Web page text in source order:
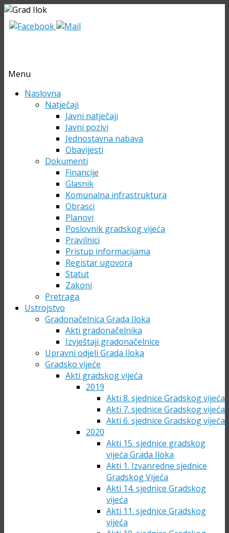
Menu
Skip Naslovna
Natječaji
Javni natječaji
Javni pozivi
Jednostavna nabava
Obavijesti
Dokumenti
Financije
Glasnik
Komunalna infrastruktura
Obrasci
Planovi
Poslovnik gradskog vijeća
Pravilnici
Pristup informacijama
Registar ugovora
Statut
Zakoni
Pretraga
Ustrojstvo
Gradonačelnica Grada Iloka
Akti gradonačelnika
Izvještaji gradonačelnice
Upravni odjeli Grada Iloka
Gradsko vijeće
Akti gradskog vijeća
2019
Akti 8. sjednice Gradskog vijeća
Akti 7. sjednice Gradskog vijeća
Akti 6. sjednice Gradskog vijeća
2020
Akti 15. sjednice gradskog
vijeća Grada Iloka
Akti 1. Izvanredne sjednice
Gradskog Vijeća
Akti 14. sjednice Gradskog
vijeća
Akti 11. sjednice Gradskog
vijeća